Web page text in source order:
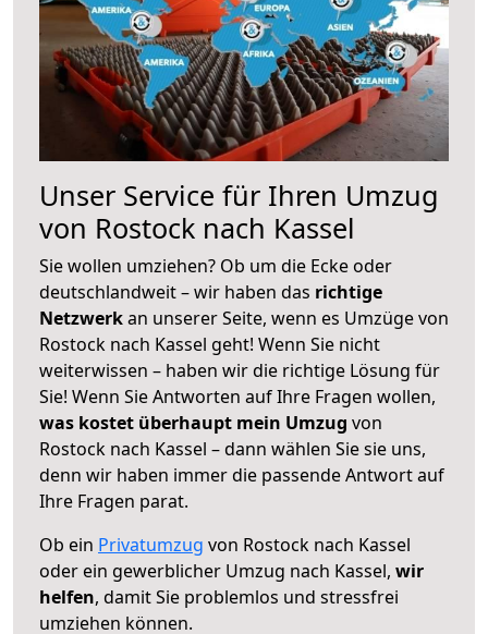
Unser Service für Ihren Umzug
von Rostock nach Kassel
Sie wollen umziehen? Ob um die Ecke oder
deutschlandweit – wir haben das richtige
Netzwerkan unserer Seite, wenn es Umzüge von
Rostock nach Kassel geht! Wenn Sie nicht
weiterwissen – haben wir die richtige Lösung für
Sie! Wenn Sie Antworten auf Ihre Fragen wollen,
was kostet überhaupt mein Umzug von
Rostock nach Kassel – dann wählen Sie sie uns,
denn wir haben immer die passende Antwort auf
Ihre Fragen parat.
Ob ein Privatumzug von Rostock nach Kassel
oder ein gewerblicher Umzug nach Kassel, wir
helfen, damit Sie problemlos und stressfrei
umziehen können.